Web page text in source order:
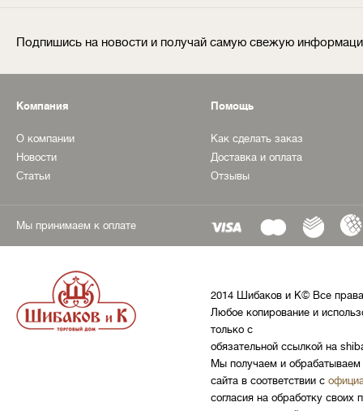
Подпишись на новости и получай самую свежую
Компания
О компании
Новости
Статьи
Помощь
Как сделать заказ
Доставка и оплата
Отзывы
Мы принимаем к оплате
2014 Шибаков и К© Все
Любое копирование и
только с
обязательной ссылкой на
Мы получаем и обрабатываем
сайта в соответствии с
согласия на обработку